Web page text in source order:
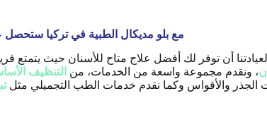
مع بلو مديكال الطبية في تركيا ستحصل
أن توفر لك أفضل علاج متاح للأسنان حيث يتمتع
، ونقدم مجموعة واسعة من الخدمات، من التنظيف
الجذر والأقواس وكما نقدم خدمات الطب التجميلي مثل